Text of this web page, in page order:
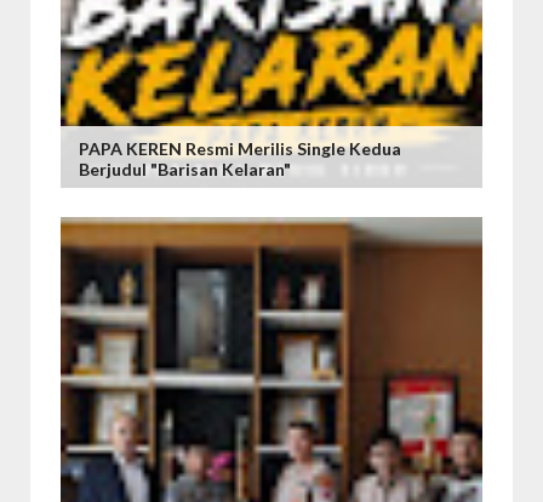
PAPA KEREN Resmi Merilis Single Kedua
Berjudul "Barisan Kelaran"